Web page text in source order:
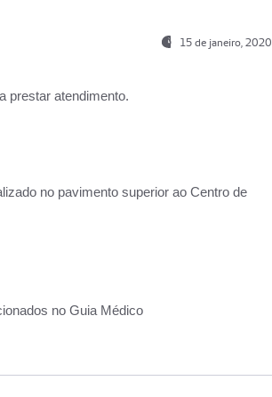
15 de janeiro, 2020
prestar atendimento.
no pavimento superior ao Centro de
no Guia Médico